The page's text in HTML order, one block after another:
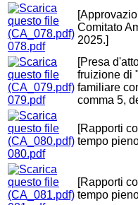
078.pdf
Comitato
2025.]
079.pdf
[Presa
fruizione di
familiare
comma 5,
080.pdf
[Rapporti
tempo
[Rapporti
tempo